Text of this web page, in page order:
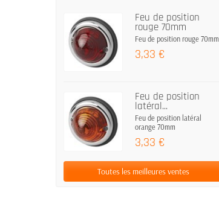
Feu de position
rouge 70mm
Feu de position rouge 70mm
3,33 €
Feu de position
latéral...
Feu de position latéral
orange 70mm
3,33 €
Toutes les meilleures ventes